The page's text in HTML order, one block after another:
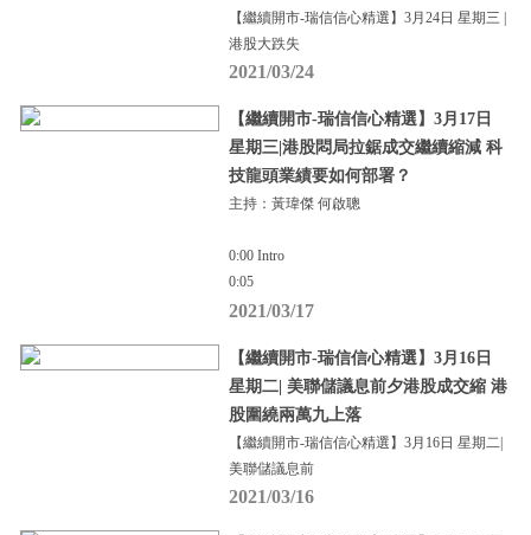
【繼續開市-瑞信信心精選】3月24日 星期三 |
港股大跌失
2021/03/24
【繼續開市-瑞信信心精選】3月17日
星期三|港股悶局拉鋸成交繼續縮減 科
技龍頭業績要如何部署？
主持：黃瑋傑 何啟聰
0:00 Intro
0:05
2021/03/17
【繼續開市-瑞信信心精選】3月16日
星期二| 美聯儲議息前夕港股成交縮 港
股圍繞兩萬九上落
【繼續開市-瑞信信心精選】3月16日 星期二|
美聯儲議息前
2021/03/16